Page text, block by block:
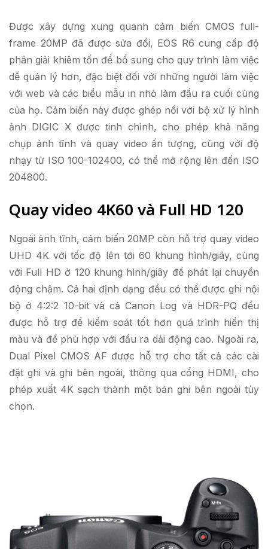
Được xây dựng xung quanh cảm biến CMOS full-
frame 20MP đã được sửa đổi, EOS R6 cung cấp độ
phân giải khiêm tốn để bổ sung cho quy trình làm việc
dễ quản lý hơn, đặc biệt đối với những người làm việc
với web và các biểu mẫu in nhỏ làm đầu ra cuối cùng
của họ. Cảm biến này được ghép nối với bộ xử lý hình
ảnh DIGIC X được tinh chỉnh, cho phép khả năng
chụp ảnh tĩnh và quay video ấn tượng, cùng với độ
nhạy từ ISO 100-102400, có thể mở rộng lên đến ISO
204800.
Quay video 4K60 và Full HD 120
Ngoài ảnh tĩnh, cảm biến 20MP còn hỗ trợ quay video
UHD 4K với tốc độ lên tới 60 khung hình/giây, cùng
với Full HD ở 120 khung hình/giây để phát lại chuyển
động chậm. Cả hai định dạng đều có thể được ghi nội
bộ ở 4:2:2 10-bit và cả Canon Log và HDR-PQ đều
được hỗ trợ để kiểm soát tốt hơn quá trình hiển thị
màu và để phù hợp với đầu ra dải động cao. Ngoài ra,
Dual Pixel CMOS AF được hỗ trợ cho tất cả các cài
đặt ghi và ghi bên ngoài, thông qua cổng HDMI, cho
phép xuất 4K sạch thành một bản ghi bên ngoài tùy
chọn.